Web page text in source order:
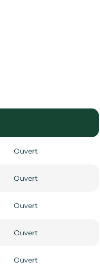
Ouvert
Ouvert
Ouvert
Ouvert
Ouvert